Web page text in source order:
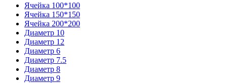
Ячейка 100*100
Ячейка 150*150
Ячейка 200*200
Диаметр 10
Диаметр 12
Диаметр 6
Диаметр 7.5
Диаметр 8
Диаметр 9